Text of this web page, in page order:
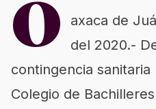
O
axaca de
del 2020.-
contingencia sanitaria
Colegio de